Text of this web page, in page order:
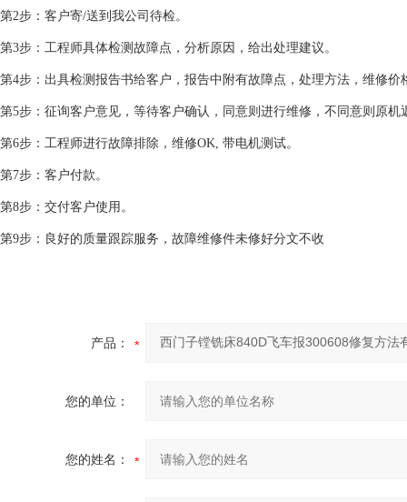
第2步：客户寄/送到我公司待检。
第3步：工程师具体检测故障点，分析原因，给出处理建议。
第4步：出具检测报告书给客户，报告中附有故障点，处理方法，维修
第5步：征询客户意见，等待客户确认，同意则进行维修，不同意则原机
第6步：工程师进行故障排除，维修OK, 带电机测试。
第7步：客户付款。
第8步：交付客户使用。
第9步：良好的质量跟踪服务，故障维修件未修好分文不收
产品：
您的单位：
您的姓名：